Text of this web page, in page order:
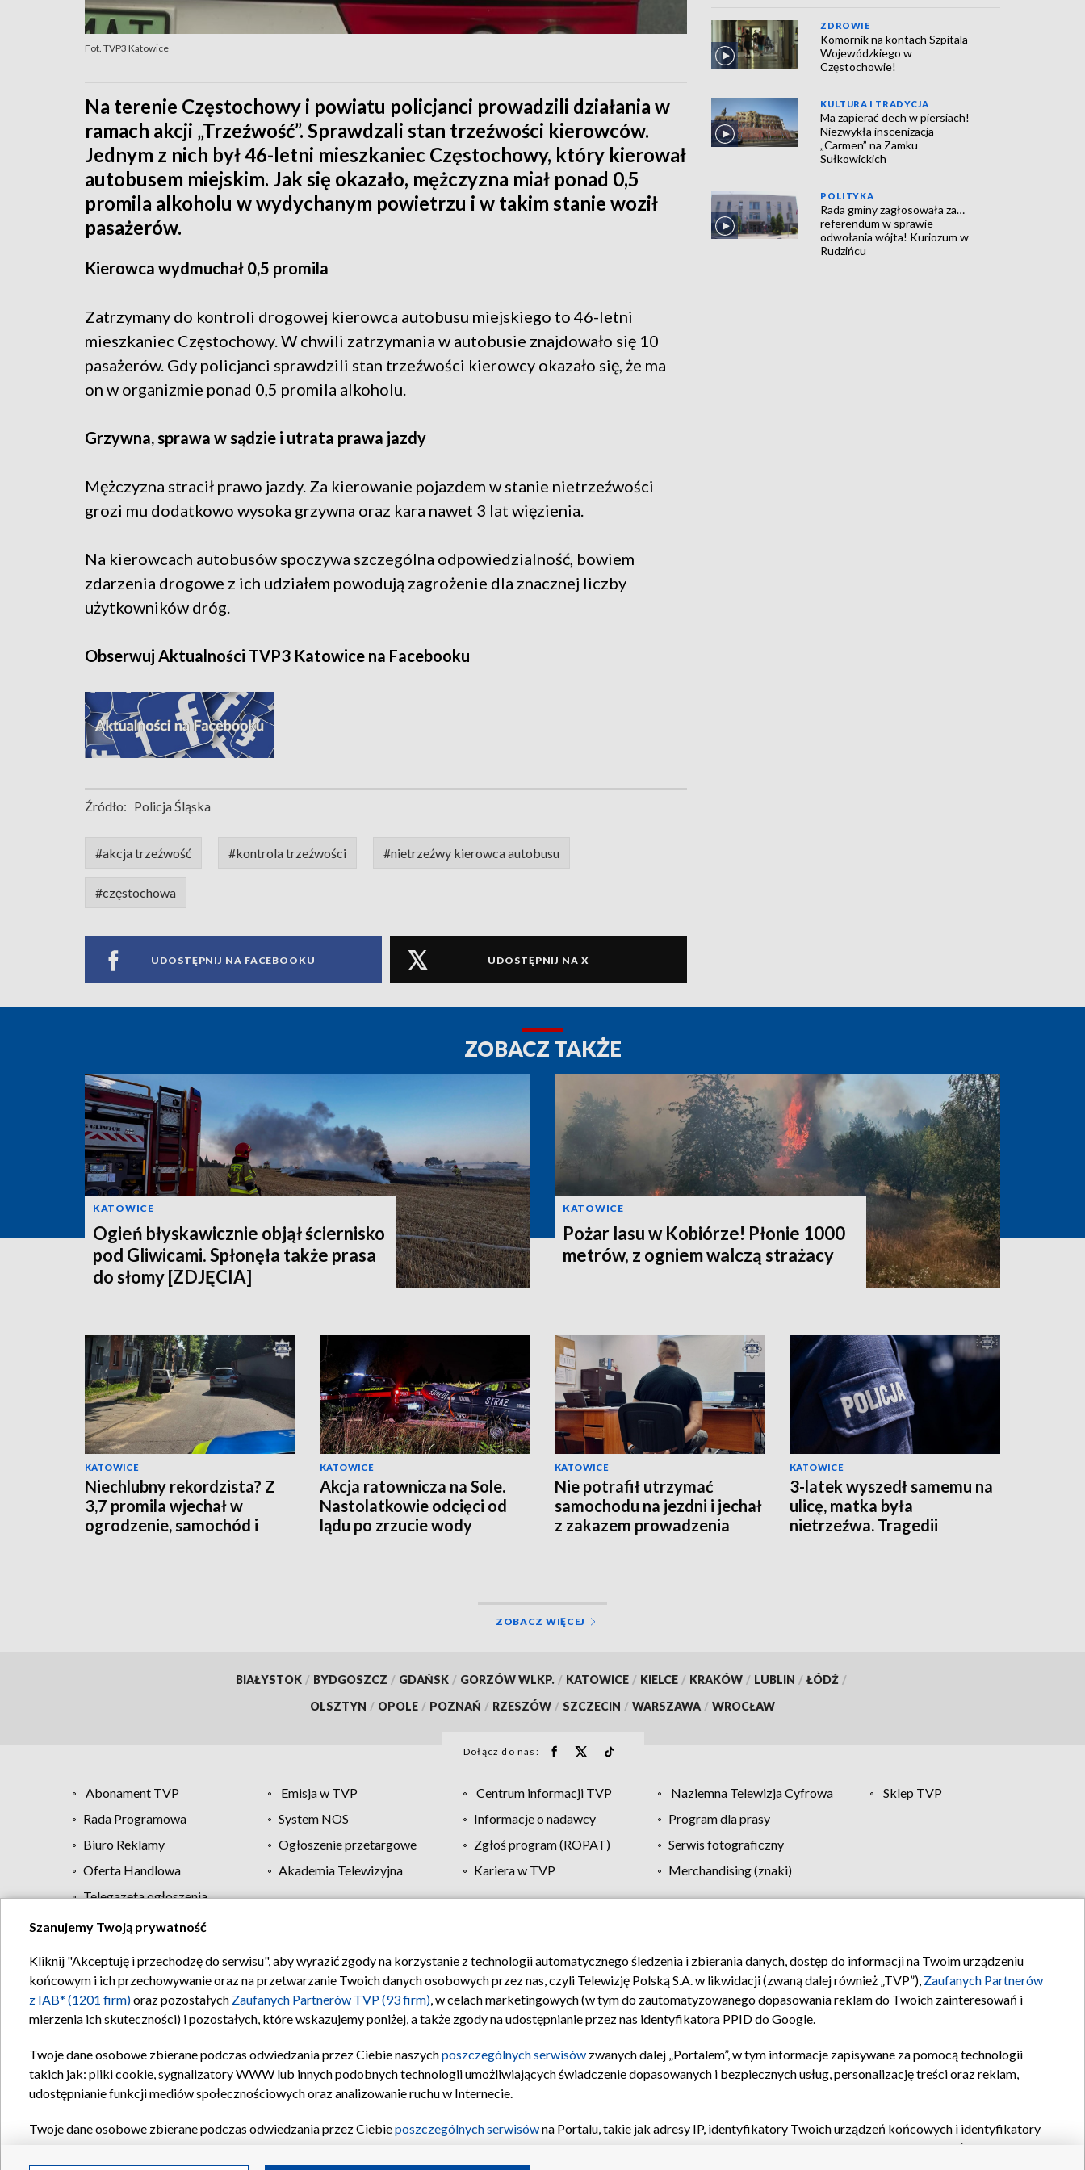
Fot. TVP3 Katowice
Na terenie Częstochowy i powiatu policjanci prowadzili działania w
ramach akcji „Trzeźwość”. Sprawdzali stan trzeźwości kierowców.
Jednym z nich był 46-letni mieszkaniec Częstochowy, który kierował
autobusem miejskim. Jak się okazało, mężczyzna miał ponad 0,5
promila alkoholu w wydychanym powietrzu i w takim stanie woził
pasażerów.
Kierowca wydmuchał 0,5 promila
Zatrzymany do kontroli drogowej kierowca autobusu miejskiego to 46-letni
mieszkaniec Częstochowy. W chwili zatrzymania w autobusie znajdowało się 10
pasażerów. Gdy policjanci sprawdzili stan trzeźwości kierowcy okazało się, że ma
on w organizmie ponad 0,5 promila alkoholu.
Grzywna, sprawa w sądzie i utrata prawa jazdy
Mężczyzna stracił prawo jazdy. Za kierowanie pojazdem w stanie nietrzeźwości
grozi mu dodatkowo wysoka grzywna oraz kara nawet 3 lat więzienia.
Na kierowcach autobusów spoczywa szczególna odpowiedzialność, bowiem
zdarzenia drogowe z ich udziałem powodują zagrożenie dla znacznej liczby
użytkowników dróg.
Obserwuj Aktualności TVP3 Katowice na Facebooku
Źródło: Policja Śląska
#akcja trzeźwość #kontrola trzeźwości #nietrzeźwy kierowca autobusu
#częstochowa
UDOSTĘPNIJ NA FACEBOOKU UDOSTĘPNIJ NA X
ZDROWIE
Komornik na kontach Szpitala
Wojewódzkiego w
Częstochowie!
KULTURA I TRADYCJA
Ma zapierać dech w piersiach!
Niezwykła inscenizacja
„Carmen” na Zamku
Sułkowickich
POLITYKA
Rada gminy zagłosowała za…
referendum w sprawie
odwołania wójta! Kuriozum w
Rudzińcu
ZOBACZ TAKŻE
KATOWICE
Ogień błyskawicznie objął ściernisko
pod Gliwicami. Spłonęła także prasa
do słomy [ZDJĘCIA]
KATOWICE
Pożar lasu w Kobiórze! Płonie 1000
metrów, z ogniem walczą strażacy
KATOWICE
Niechlubny rekordzista? Z
3,7 promila wjechał w
ogrodzenie, samochód i
KATOWICE
Akcja ratownicza na Sole.
Nastolatkowie odcięci od
lądu po zrzucie wody
KATOWICE
Nie potrafił utrzymać
samochodu na jezdni i jechał
z zakazem prowadzenia
KATOWICE
3-latek wyszedł samemu na
ulicę, matka była
nietrzeźwa. Tragedii
ZOBACZ WIĘCEJ
BIAŁYSTOK / BYDGOSZCZ / GDAŃSK / GORZÓW WLKP. / KATOWICE / KIELCE / KRAKÓW / LUBLIN / ŁÓDŹ /
OLSZTYN / OPOLE / POZNAŃ / RZESZÓW / SZCZECIN / WARSZAWA / WROCŁAW
Dołącz do nas:
Abonament TVP Emisja w TVP Centrum informacji TVP Naziemna Telewizja Cyfrowa
Sklep TVP
Rada Programowa
System NOS Informacje o nadawcy
Program dla prasy
Biuro Reklamy
Ogłoszenie przetargowe Zgłoś program (ROPAT)
Serwis fotograficzny
Oferta Handlowa
Akademia Telewizyjna Kariera w TVP
Merchandising (znaki)
Telegazeta ogłoszenia
Regulamin TVP Polityka prywatności Moje zgody Pomoc Biuro reklamy Kontakt
Szanujemy Twoją prywatność
Kliknij "Akceptuję i przechodzę do serwisu", aby wyrazić zgody na korzystanie z technologii automatycznego śledzenia i zbierania danych, dostęp do informacji na Twoim urządzeniu
końcowym i ich przechowywanie oraz na przetwarzanie Twoich danych osobowych przez nas, czyli Telewizję Polską S.A. w likwidacji (zwaną dalej również „TVP”), Zaufanych Partnerów
z IAB* (1201 firm)oraz pozostałych Zaufanych Partnerów TVP (93 firm), w celach marketingowych (w tym do zautomatyzowanego dopasowania reklam do Twoich zainteresowań i
mierzenia ich skuteczności) i pozostałych, które wskazujemy poniżej, a także zgody na udostępnianie przez nas identyfikatora PPID do Google.
Twoje dane osobowe zbierane podczas odwiedzania przez Ciebie naszychposzczególnych serwisów zwanych dalej „Portalem”, w tym informacje zapisywane za pomocą technologii
takich jak: pliki cookie, sygnalizatory WWW lub innych podobnych technologii umożliwiających świadczenie dopasowanych i bezpiecznych usług, personalizację treści oraz reklam,
udostępnianie funkcji mediów społecznościowych oraz analizowanie ruchu w Internecie.
Twoje dane osobowe zbierane podczas odwiedzania przez Ciebieposzczególnych serwisówna Portalu, takie jak adresy IP, identyfikatory Twoich urządzeń końcowych i identyfikatory
oraz pozostałych